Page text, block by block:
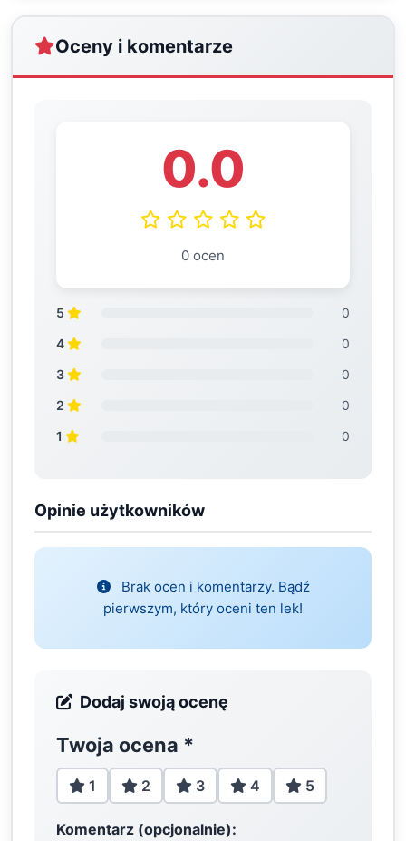
Oceny i komentarze
0.0
0 ocen
5
0
4
0
3
0
2
0
1
0
Opinie użytkowników
Brak ocen i komentarzy. Bądź
pierwszym, który oceni ten lek!
Dodaj swoją ocenę
Twoja ocena *
1 2 3 4 5
Komentarz (opcjonalnie):